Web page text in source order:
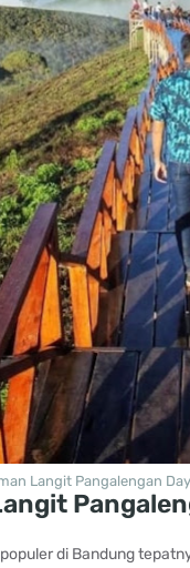
Langit Pangalengan
di Bandung